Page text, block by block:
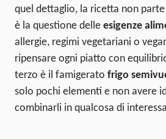
quel dettaglio, la ricetta non
è la questione delle esigenze
allergie, regimi vegetariani o
ripensare ogni piatto con
terzo è il famigerato frigo
solo pochi elementi e non avere
combinarli in qualcosa di